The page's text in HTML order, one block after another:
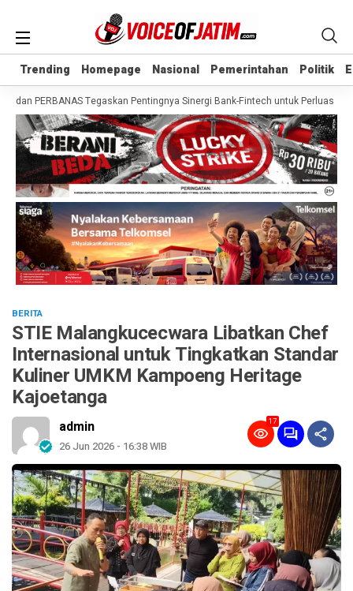
Trending Homepage Nasional Pemerintahan Politik
Trending Homepage Nasional Pemerintahan Politik
PERBANAS Tegaskan Pentingnya Sinergi Bank-Fintech untuk Perluas Akses
BERITA
STIE Malangkucecwara Libatkan Chef
Internasional untuk Tingkatkan Standar
Kuliner UMKM Kampoeng Heritage
Kajoetanga
admin
26 Jun 2026 - 16:38 WIB
17